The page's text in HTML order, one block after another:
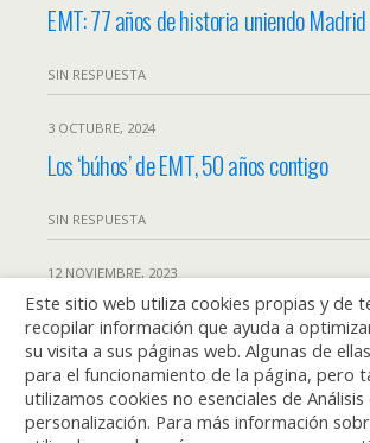
EMT: 77 años de historia uniendo Madrid
SIN RESPUESTA
3 OCTUBRE, 2024
Los ‘búhos’ de EMT, 50 años contigo
SIN RESPUESTA
12 NOVIEMBRE, 2023
EMT: 76 años de historia uniendo Madrid
SIN RESPUESTA
Cargar Más Marcados De Esta
Este sitio web utiliza cookies propias y de
recopilar información que ayuda a
su visita a sus páginas web. Algunas de
para el funcionamiento de la página, pero
utilizamos cookies no esenciales de Análisis
personalización. Para más información